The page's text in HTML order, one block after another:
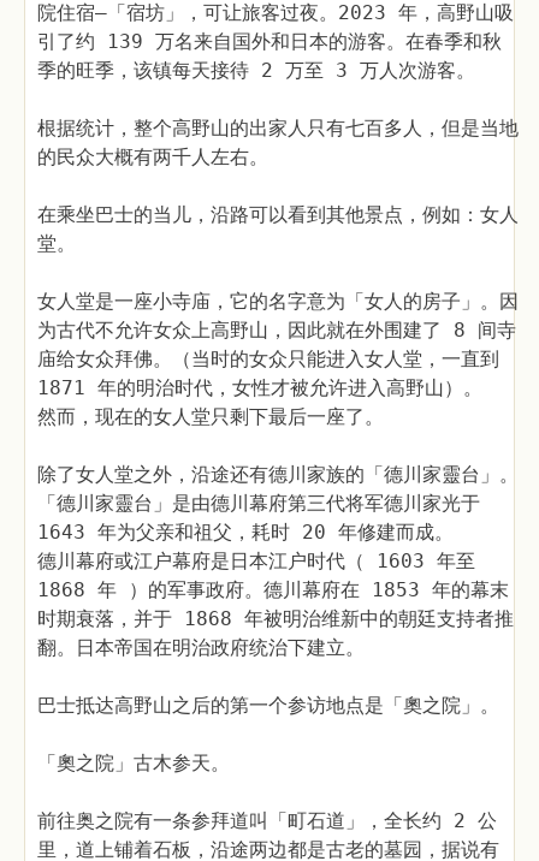
院住宿—「宿坊」，可让旅客过夜。2023 年，高野山吸
引了约 139 万名来自国外和日本的游客。在春季和秋
季的旺季，该镇每天接待 2 万至 3 万人次游客。
根据统计，整个高野山的出家人只有七百多人，但是当地
的民众大概有两千人左右。
在乘坐巴士的当儿，沿路可以看到其他景点，例如：女人
堂。
女人堂是一座小寺庙，它的名字意为「女人的房子」。因
为古代不允许女众上高野山，因此就在外围建了 8 间寺
庙给女众拜佛。（当时的女众只能进入女人堂，一直到
1871 年的明治时代，女性才被允许进入高野山）。
然而，现在的女人堂只剩下最后一座了。
除了女人堂之外，沿途还有德川家族的「德川家靈台」。
「德川家靈台」是由德川幕府第三代将军德川家光于
1643 年为父亲和祖父，耗时 20 年修建而成。
德川幕府或江户幕府是日本江户时代（ 1603 年至
1868 年 ）的军事政府。德川幕府在 1853 年的幕末
时期衰落，并于 1868 年被明治维新中的朝廷支持者推
翻。日本帝国在明治政府统治下建立。
巴士抵达高野山之后的第一个参访地点是「奧之院」。
「奧之院」古木参天。
前往奥之院有一条参拜道叫「町石道」，全长约 2 公
里，道上铺着石板，沿途两边都是古老的墓园，据说有